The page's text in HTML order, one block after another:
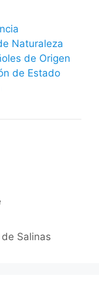
Naturaleza
de Origen
de Estado
Salinas